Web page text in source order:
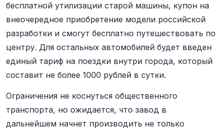
бесплатной утилизации старой машины, купон на
внеочередное приобретение модели российской
разработки и смогут бесплатно путешествовать по
центру. Для остальных автомобилей будет введен
единый тариф на поездки внутри города, который
составит не более 1000 рублей в сутки.
Ограничения не коснуться общественного
транспорта, но ожидается, что завод в
дальнейшем начнет производить не только